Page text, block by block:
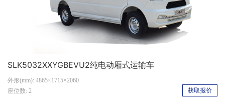
SLK5032XXYGBEVU2纯电动厢式运输车
外形(mm): 4865×1715×2060
座位数: 2
获取报价